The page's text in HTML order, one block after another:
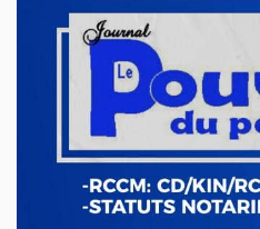
Félix Tshisekedi nomme à
et à la Cour constitutionnelle. A
nous fait savoir ...
Aoû 06, 2025